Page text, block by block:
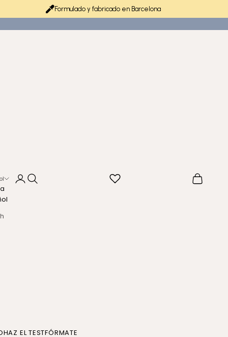
Formulado y fabricado en Barcelona
HAZ EL TESTFÓRMATE
Iniciar sesión
Buscar Cesta